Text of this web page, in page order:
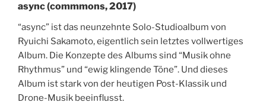
async (commmons, 2017)
“async” ist das neunzehnte Solo-Studioalbum von
Ryuichi Sakamoto, eigentlich sein letztes vollwertiges
Album. Die Konzepte des Albums sind “Musik ohne
Rhythmus” und “ewig klingende Töne”. Und dieses
Album ist stark von der heutigen Post-Klassik und
Drone-Musik beeinflusst.